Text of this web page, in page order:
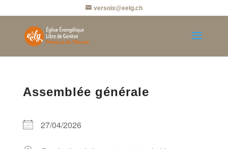
versoix@eelg.ch
Assemblée générale
27/04/2026